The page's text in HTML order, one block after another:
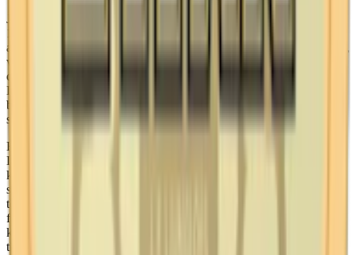
Jacob Fredrik Ljunglöf tog över Lundgren-Anderssons tobaksfabrik
1821 och började snart utveckla sitt eget snusrecept. Hans mål var
att skapa ett snus av högsta kvalitet, och genom att kombinera tobak,
vatten och salt, samt pastörisera tobaken i stället för att fermentera
den, lyckades han skapa en produkt som snabbt blev populär.
Ljunglöf döpte sitt snus till Ljunglöfs No. 1, vilket i folkmun snart
blev känt som “Ettan”, en referens till att det var fabrikens finaste
snus.
Ettans framgångar fortsatte under ledning av Ljunglöfs son, Knut
Ljunglöf, som blev känd som “Snuskungen”. Knut var besatt av
kvalitet och genomförde dagliga kontroller för att säkerställa att
snuset höll högsta standard. Han var så noggrann att han själv
testade varje sats snus genom att ta luktprov för att avgöra dess
fuktighetsgrad och kvalitet. Om snuset inte uppfyllde hans stränga
krav, kasserades hela batchen. Under Knuts ledning växte företaget
till Europas största producent av rökfri tobak.